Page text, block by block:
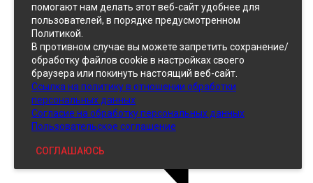
Кожзам
помогают нам делать этот веб-сайт удобнее для
пользователей, в порядке предусмотренном
Политикой.
В противном случае вы можете запретить сохранение/
обработку файлов cookie в настройках своего
браузера или покинуть настоящий веб-сайт.
Ссылка на политику в отношении обработки
персональных данных
Согласие на обработку персональных данных
Пользовательское соглашение
СОГЛАШАЮСЬ